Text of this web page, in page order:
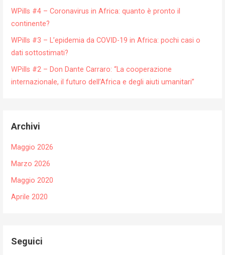
WPills #4 – Coronavirus in Africa: quanto è pronto il
continente?
WPills #3 – L’epidemia da COVID-19 in Africa: pochi casi o
dati sottostimati?
WPills #2 – Don Dante Carraro: “La cooperazione
internazionale, il futuro dell’Africa e degli aiuti umanitari”
Archivi
Maggio 2026
Marzo 2026
Maggio 2020
Aprile 2020
Seguici